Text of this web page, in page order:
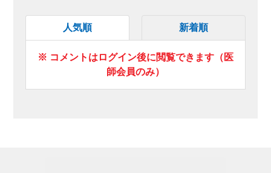
人気順 新着順
※ コメントはログイン後に閲覧できます（医
師会員のみ）